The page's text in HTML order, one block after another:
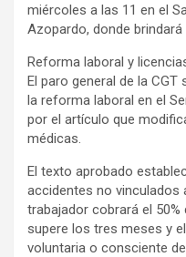
miércoles a las 11 en el
Azopardo, donde
Reforma laboral y
El paro general de la
la reforma laboral en el
por el artículo que
médicas.
El texto aprobado
accidentes no vinculados
trabajador cobrará el
supere los tres meses y
voluntaria o consciente